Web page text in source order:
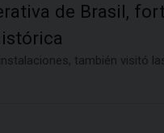
de Brasil,
también visitó